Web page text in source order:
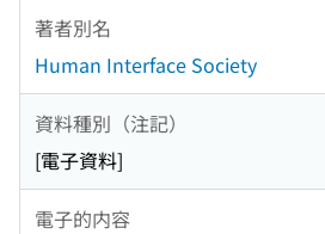
著者別名
Human Interface Society
資料種別（注記）
[電子資料]
電子的内容